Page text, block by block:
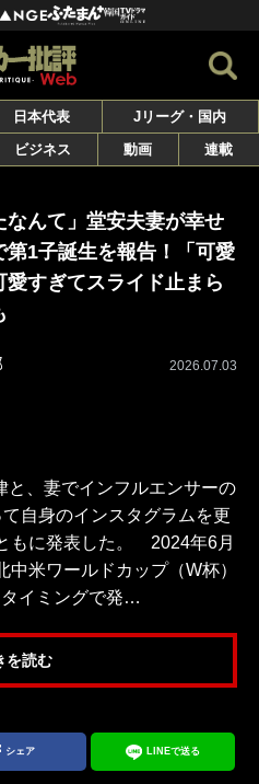
日本代表
Jリーグ・国内
ビジネス 動画 連載
なんて」堂安夫妻が幸せ
1子誕生を報告！「可愛
すぎてスライド止まら
2026.07.03
と、妻でインフルエンサーの
自身のインスタグラムを更
もに発表した。 2024年6月
米ワールドカップ（W杯）
イミングで発…
を読む
シェア LINEで送る